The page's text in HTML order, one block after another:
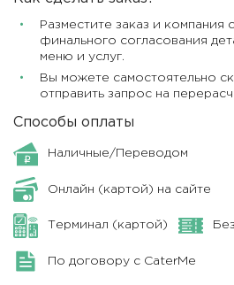
Разместите заказ и компания
финального согласования
меню и услуг.
Вы можете самостоятельно
отправить запрос на
Способы оплаты
Наличные/Переводом
Онлайн (картой) на сайте
Терминал (картой)
По договору с CaterMe